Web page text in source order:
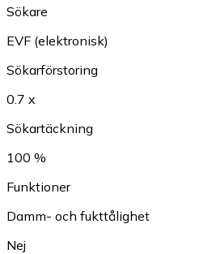
Sökare
EVF (elektronisk)
Sökarförstoring
0.7 x
Sökartäckning
100 %
Funktioner
Damm- och fukttålighet
Nej